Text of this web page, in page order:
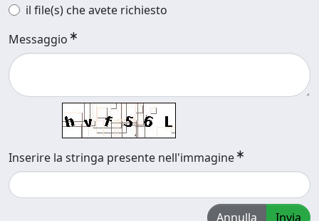
il file(s) che avete richiesto
Messaggio
Inserire la stringa presente nell'immagine
Annulla Invia